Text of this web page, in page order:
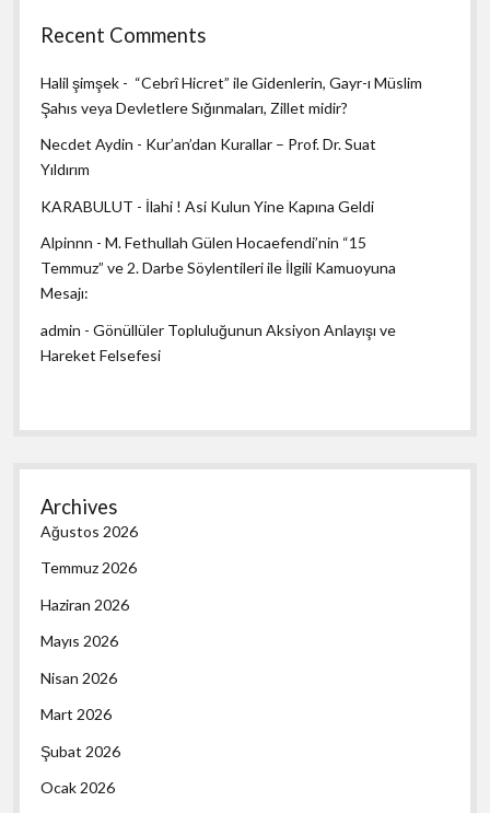
Recent Comments
Halil şimşek - “Cebrî Hicret” ile Gidenlerin, Gayr-ı Müslim
Şahıs veya Devletlere Sığınmaları, Zillet midir?
Necdet Aydin - Kur’an’dan Kurallar – Prof. Dr. Suat
Yıldırım
KARABULUT - İlahi ! Asi Kulun Yine Kapına Geldi
Alpinnn -M. Fethullah Gülen Hocaefendi’nin “15
Temmuz” ve 2. Darbe Söylentileri ile İlgili Kamuoyuna
Mesajı:
admin -Gönüllüler Topluluğunun Aksiyon Anlayışı ve
Hareket Felsefesi
Archives
Ağustos 2026
Temmuz 2026
Haziran 2026
Mayıs 2026
Nisan 2026
Mart 2026
Şubat 2026
Ocak 2026